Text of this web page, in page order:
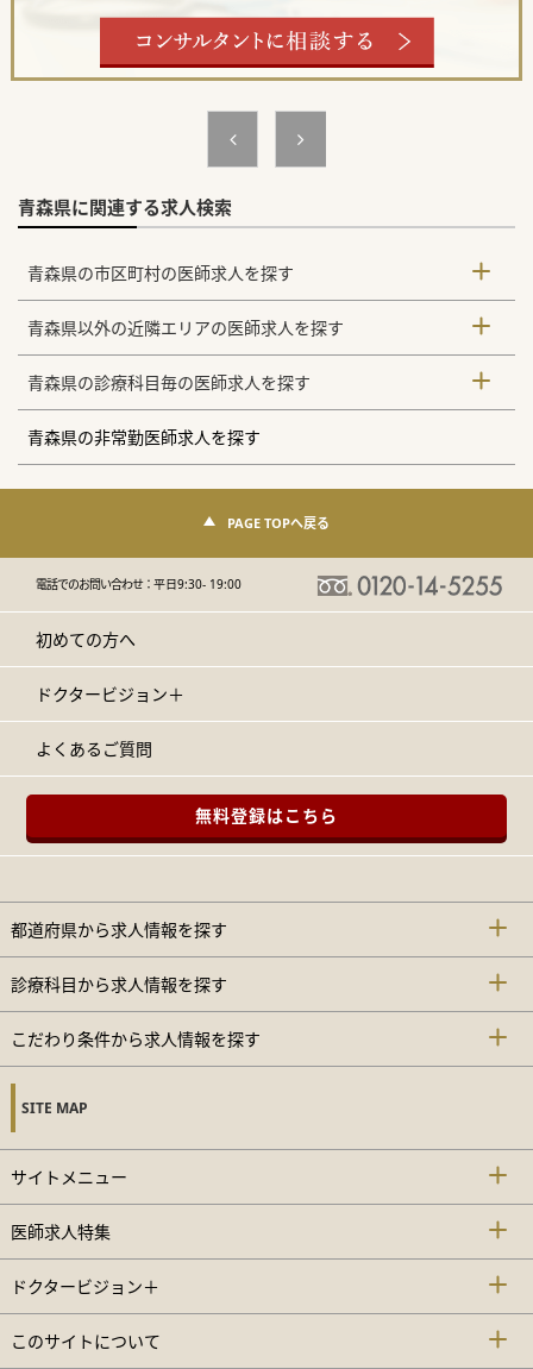
青森県に関連する求人検索
青森県の市区町村の医師求人を探す
青森県以外の近隣エリアの医師求人を探す
青森県の診療科目毎の医師求人を探す
青森県の非常勤医師求人を探す
PAGE TOPへ戻る
電話でのお問い合わせ：平日9:30- 19:00
初めての方へ
ドクタービジョン＋
よくあるご質問
無料登録はこちら
都道府県から求人情報を探す
診療科目から求人情報を探す
こだわり条件から求人情報を探す
SITE MAP
サイトメニュー
医師求人特集
ドクタービジョン＋
このサイトについて